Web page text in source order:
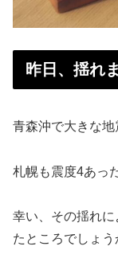
昨日、揺れ
青森沖で大きな
札幌も震度4あっ
幸い、その揺れ
たところでしょう